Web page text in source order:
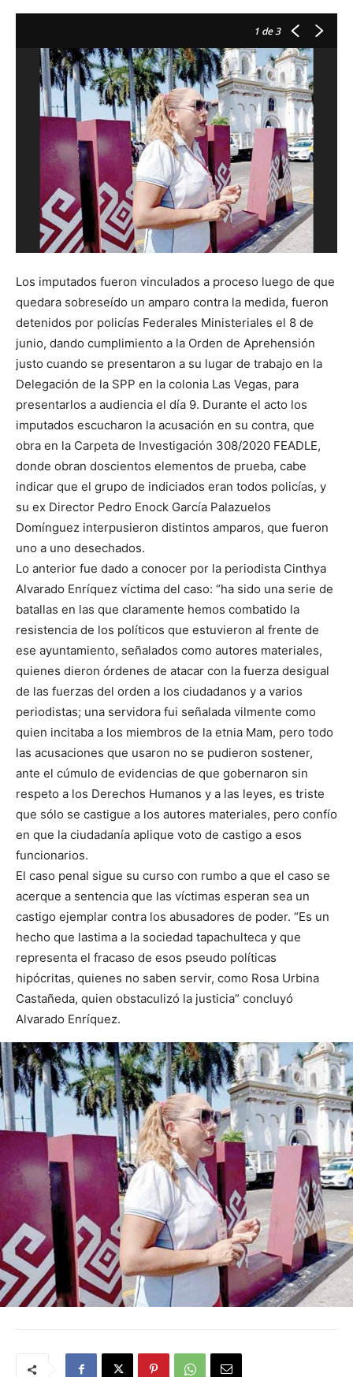
1 de 3
Los imputados fueron vinculados a proceso luego de que
quedara sobreseído un amparo contra la medida, fueron
detenidos por policías Federales Ministeriales el 8 de
junio, dando cumplimiento a la Orden de Aprehensión
justo cuando se presentaron a su lugar de trabajo en la
Delegación de la SPP en la colonia Las Vegas, para
presentarlos a audiencia el día 9. Durante el acto los
imputados escucharon la acusación en su contra, que
obra en la Carpeta de Investigación 308/2020 FEADLE,
donde obran doscientos elementos de prueba, cabe
indicar que el grupo de indiciados eran todos policías, y
su ex Director Pedro Enock García Palazuelos
Domínguez interpusieron distintos amparos, que fueron
uno a uno desechados.
Lo anterior fue dado a conocer por la periodista Cinthya
Alvarado Enríquez víctima del caso: “ha sido una serie de
batallas en las que claramente hemos combatido la
resistencia de los políticos que estuvieron al frente de
ese ayuntamiento, señalados como autores materiales,
quienes dieron órdenes de atacar con la fuerza desigual
de las fuerzas del orden a los ciudadanos y a varios
periodistas; una servidora fui señalada vilmente como
quien incitaba a los miembros de la etnia Mam, pero todo
las acusaciones que usaron no se pudieron sostener,
ante el cúmulo de evidencias de que gobernaron sin
respeto a los Derechos Humanos y a las leyes, es triste
que sólo se castigue a los autores materiales, pero confío
en que la ciudadanía aplique voto de castigo a esos
funcionarios.
El caso penal sigue su curso con rumbo a que el caso se
acerque a sentencia que las víctimas esperan sea un
castigo ejemplar contra los abusadores de poder. “Es un
hecho que lastima a la sociedad tapachulteca y que
representa el fracaso de esos pseudo políticas
hipócritas, quienes no saben servir, como Rosa Urbina
Castañeda, quien obstaculizó la justicia” concluyó
Alvarado Enríquez.